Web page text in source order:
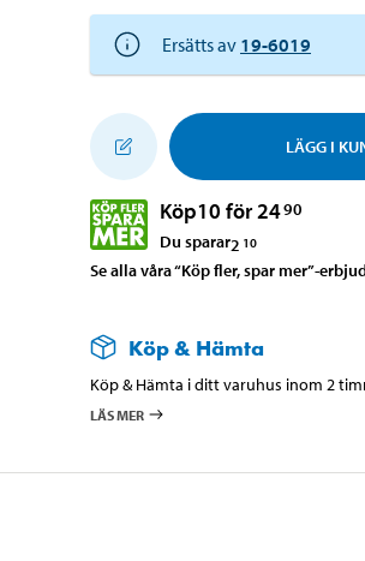
Ersätts av 19-6019
LÄGG I
Köp10 för 2490
Du sparar2 10
Se alla våra “Köp fler, spar mer”-
Köp & Hämta
Köp & Hämta i ditt varuhus inom 2
LÄS MER